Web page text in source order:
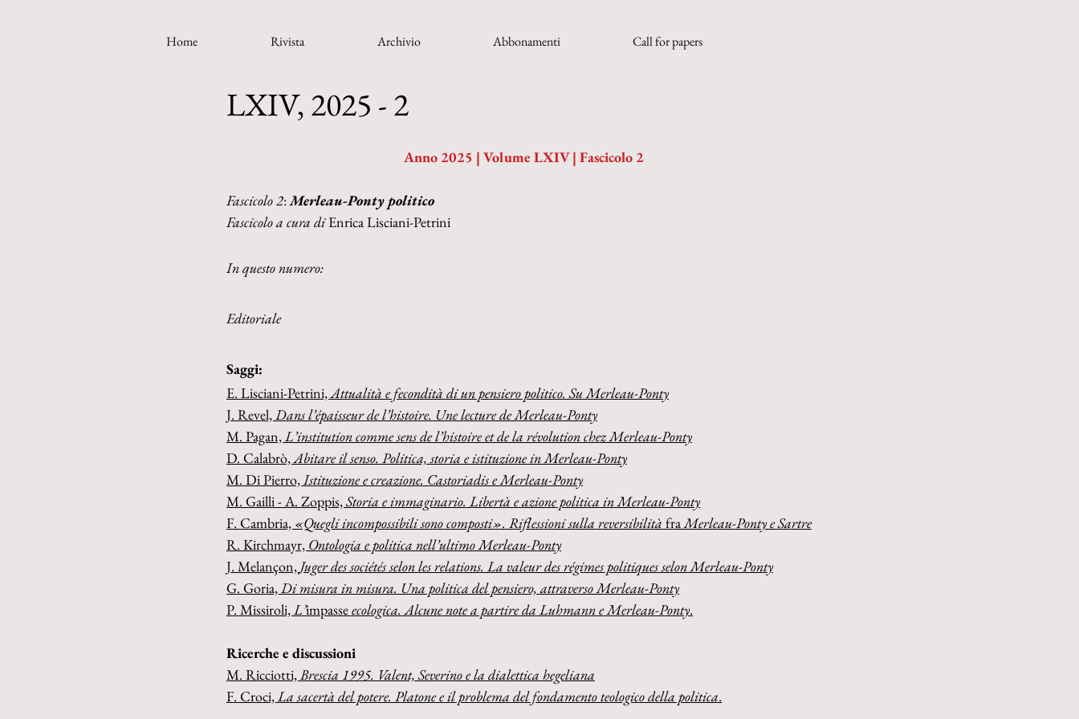
Home Rivista Archivio Abbonamenti Call for papers
LXIV, 2025 - 2
Anno 2025 | Volume LXIV | Fascicolo 2
Fascicolo 2: Merleau-Ponty politico
Fascicolo a cura di Enrica Lisciani-Petrini
In questo numero:
Editoriale
Saggi:
E. Lisciani-Petrini, Attualità e fecondità di un pensiero politico. Su Merleau-Ponty
J. Revel, Dans l’épaisseur de l’histoire. Une lecture de Merleau-Ponty
M. Pagan, L’institution comme sens de l’histoire et de la révolution chez Merleau-Ponty
D. Calabrò, Abitare il senso. Politica, storia e istituzione in Merleau-Ponty
M. Di Pierro, Istituzione e creazione. Castoriadis e Merleau-Ponty
M. Gailli - A. Zoppis, Storia e immaginario. Libertà e azione politica in Merleau-Ponty
F. Cambria, «Quegli incompossibili sono composti». Riflessioni sulla reversibilità fra Merleau-Ponty e Sartre
R. Kirchmayr, Ontologia e politica nell’ultimo Merleau-Ponty
J. Melançon, Juger des sociétés selon les relations. La valeur des régimes politiques selon Merleau-Ponty
G. Goria, Di misura in misura. Una politica del pensiero, attraverso Merleau-Ponty
P. Missiroli, L’impasse ecologica. Alcune note a partire da Luhmann e Merleau-Ponty.
Ricerche e discussioni
M. Ricciotti, Brescia 1995. Valent, Severino e la dialettica hegeliana
F. Croci, La sacertà del potere. Platone e il problema del fondamento teologico della politica.